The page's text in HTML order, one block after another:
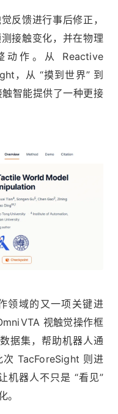
反馈进行事后修正，
接触变化，并在物理
作。从 Reactive
，从 “摸到世界” 到
智能提供了一种更接
领域的又一项关键进
视触觉操作框
据集，帮助机器人通
TacForeSight 则进
机器人不只是 “看见”
。